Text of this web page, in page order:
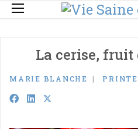
La cerise,
MARIE BLANCHE